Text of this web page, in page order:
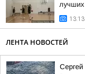
лучших
13:13
ЛЕНТА НОВОСТЕЙ